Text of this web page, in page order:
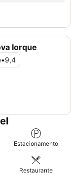
Iorque
•9,4
Estacionamento
Restaurante